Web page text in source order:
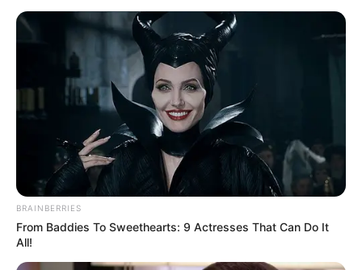
BRAINBERRIES
From Baddies To Sweethearts: 9 Actresses That Can Do It
All!